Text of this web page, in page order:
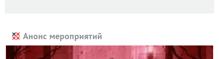
Анонс мероприятий